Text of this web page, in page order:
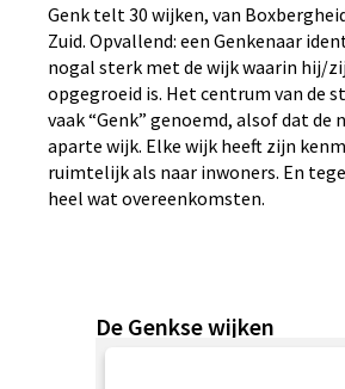
Genk telt 30 wijken, van
Zuid. Opvallend: een Genkenaar
nogal sterk met de wijk waarin hij/
opgegroeid is. Het centrum van de
vaak “Genk” genoemd, alsof dat de
aparte wijk. Elke wijk heeft zijn
ruimtelijk als naar inwoners. En
heel wat overeenkomsten.
De Genkse wijken